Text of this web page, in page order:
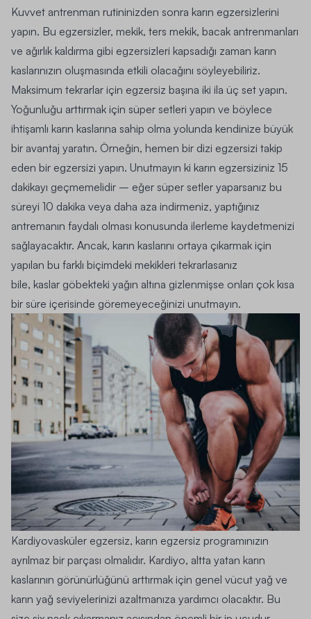
Kuvvet antrenman rutininizden sonra karın egzersizlerini
yapın. Bu egzersizler, mekik, ters mekik, bacak antrenmanları
ve ağırlık kaldırma gibi egzersizleri kapsadığı zaman karın
kaslarınızın oluşmasında etkili olacağını söyleyebiliriz.
Maksimum tekrarlar için egzersiz başına iki ila üç set yapın.
Yoğunluğu arttırmak için süper setleri yapın ve böylece
ihtişamlı karın kaslarına sahip olma yolunda kendinize büyük
bir avantaj yaratın. Örneğin, hemen bir dizi egzersizi takip
eden bir egzersizi yapın. Unutmayın ki karın egzersiziniz 15
dakikayı geçmemelidir – eğer süper setler yaparsanız bu
süreyi 10 dakika veya daha aza indirmeniz, yaptığınız
antremanın faydalı olması konusunda ilerleme kaydetmenizi
sağlayacaktır. Ancak, karın kaslarını ortaya çıkarmak için
yapılan bu farklı biçimdeki mekikleri tekrarlasanız
bile, kaslar göbekteki yağın altına gizlenmişse onları çok kısa
bir süre içerisinde göremeyeceğinizi unutmayın.
Kardiyovasküler egzersiz, karın egzersiz programınızın
ayrılmaz bir parçası olmalıdır. Kardiyo, altta yatan karın
kaslarının görünürlüğünü arttırmak için genel vücut yağ ve
karın yağ seviyelerinizi azaltmanıza yardımcı olacaktır. Bu